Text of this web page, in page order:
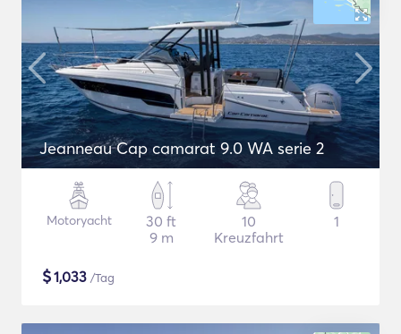
Jeanneau Cap camarat 9.0 WA serie 2
Motoryacht
30 ft
9 m
10
Kreuzfahrt
1
$1,033 /Tag